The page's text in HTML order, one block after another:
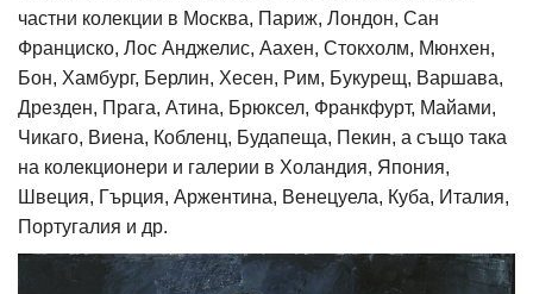
частни колекции в Москва, Париж, Лондон, Сан
Франциско, Лос Анджелис, Аахен, Стокхолм, Мюнхен,
Бон, Хамбург, Берлин, Хесен, Рим, Букурещ, Варшава,
Дрезден, Прага, Атина, Брюксел, Франкфурт, Майами,
Чикаго, Виена, Кобленц, Будапеща, Пекин, а също така
на колекционери и галерии в Холандия, Япония,
Швеция, Гърция, Аржентина, Венецуела, Куба, Италия,
Португалия и др.